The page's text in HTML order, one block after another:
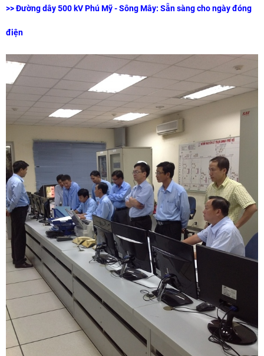
>>Đường dây 500 kV Phú Mỹ - Sông Mây: Sẵn sàng cho ngày đóng
điện